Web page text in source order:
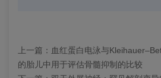
上一篇： 血红蛋白电泳与
的胎儿中用于评估骨髓抑制的比较